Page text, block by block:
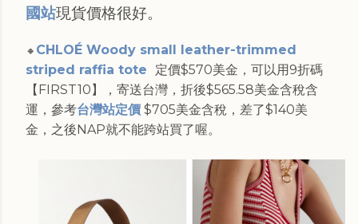
國站現貨價格很好。
🔸 CHLOÉ Woody small leather-trimmed
striped raffia tote
定價$570美金，可以用9折碼
【FIRST10】，寄送台灣，折後$565.58美金含稅含
運，參考台灣站定價 $705美金含稅，差了$140美
金，之後NAP就不能跨站買了喔。